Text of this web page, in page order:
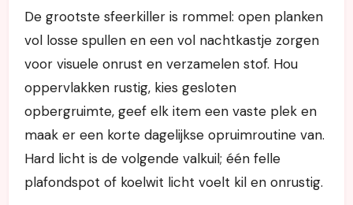
De grootste sfeerkiller is rommel: open planken
vol losse spullen en een vol nachtkastje zorgen
voor visuele onrust en verzamelen stof. Hou
oppervlakken rustig, kies gesloten
opbergruimte, geef elk item een vaste plek en
maak er een korte dagelijkse opruimroutine van.
Hard licht is de volgende valkuil; één felle
plafondspot of koelwit licht voelt kil en onrustig.